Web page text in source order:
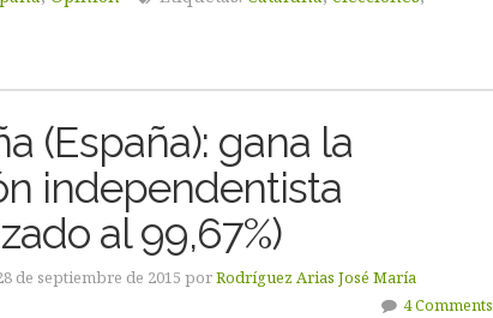
(España): gana la
independentista
al 99,67%)
de septiembre de 2015 porRodríguez Arias José María
4 Comments